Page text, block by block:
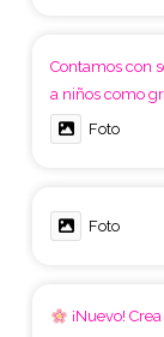
Contamos con
a niños como
Foto
Foto
¡Nuevo!